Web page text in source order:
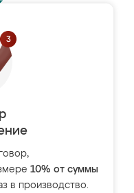
10% от суммы
в производство.